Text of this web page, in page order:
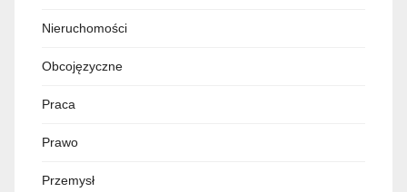
Nieruchomości
Obcojęzyczne
Praca
Prawo
Przemysł